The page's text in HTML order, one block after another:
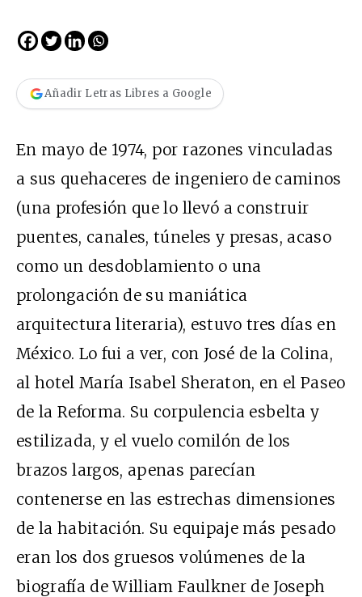
Añadir Letras Libres a Google
En mayo de 1974, por razones vinculadas
a sus quehaceres de ingeniero de caminos
(una profesión que lo llevó a construir
puentes, canales, túneles y presas, acaso
como un desdoblamiento o una
prolongación de su maniática
arquitectura literaria), estuvo tres días en
México. Lo fui a ver, con José de la Colina,
al hotel María Isabel Sheraton, en el Paseo
de la Reforma. Su corpulencia esbelta y
estilizada, y el vuelo comilón de los
brazos largos, apenas parecían
contenerse en las estrechas dimensiones
de la habitación. Su equipaje más pesado
eran los dos gruesos volúmenes de la
biografía de William Faulkner de Joseph